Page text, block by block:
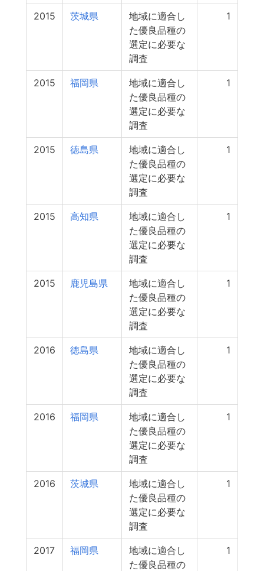
2015 茨城県
地域に適合し
た優良品種の
選定に必要な
調査
1
2015 福岡県
地域に適合し
た優良品種の
選定に必要な
調査
1
2015 徳島県
地域に適合し
た優良品種の
選定に必要な
調査
1
2015 高知県
地域に適合し
た優良品種の
選定に必要な
調査
1
2015 鹿児島県
地域に適合し
た優良品種の
選定に必要な
調査
1
2016 徳島県
地域に適合し
た優良品種の
選定に必要な
調査
1
2016 福岡県
地域に適合し
た優良品種の
選定に必要な
調査
1
2016 茨城県
地域に適合し
た優良品種の
選定に必要な
調査
1
2017 福岡県
地域に適合し
た優良品種の
1